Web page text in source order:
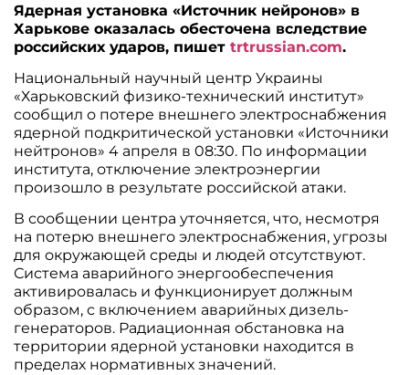
Ядерная установка «Источник нейронов» в
Харькове оказалась обесточена вследствие
российских ударов, пишетtrtrussian.com.
Национальный научный центр Украины
«Харьковский физико-технический институт»
сообщил о потере внешнего электроснабжения
ядерной подкритической установки «Источники
нейтронов» 4 апреля в 08:30. По информации
института, отключение электроэнергии
произошло в результате российской атаки.
В сообщении центра уточняется, что, несмотря
на потерю внешнего электроснабжения, угрозы
для окружающей среды и людей отсутствуют.
Система аварийного энергообеспечения
активировалась и функционирует должным
образом, с включением аварийных дизель-
генераторов. Радиационная обстановка на
территории ядерной установки находится в
пределах нормативных значений.